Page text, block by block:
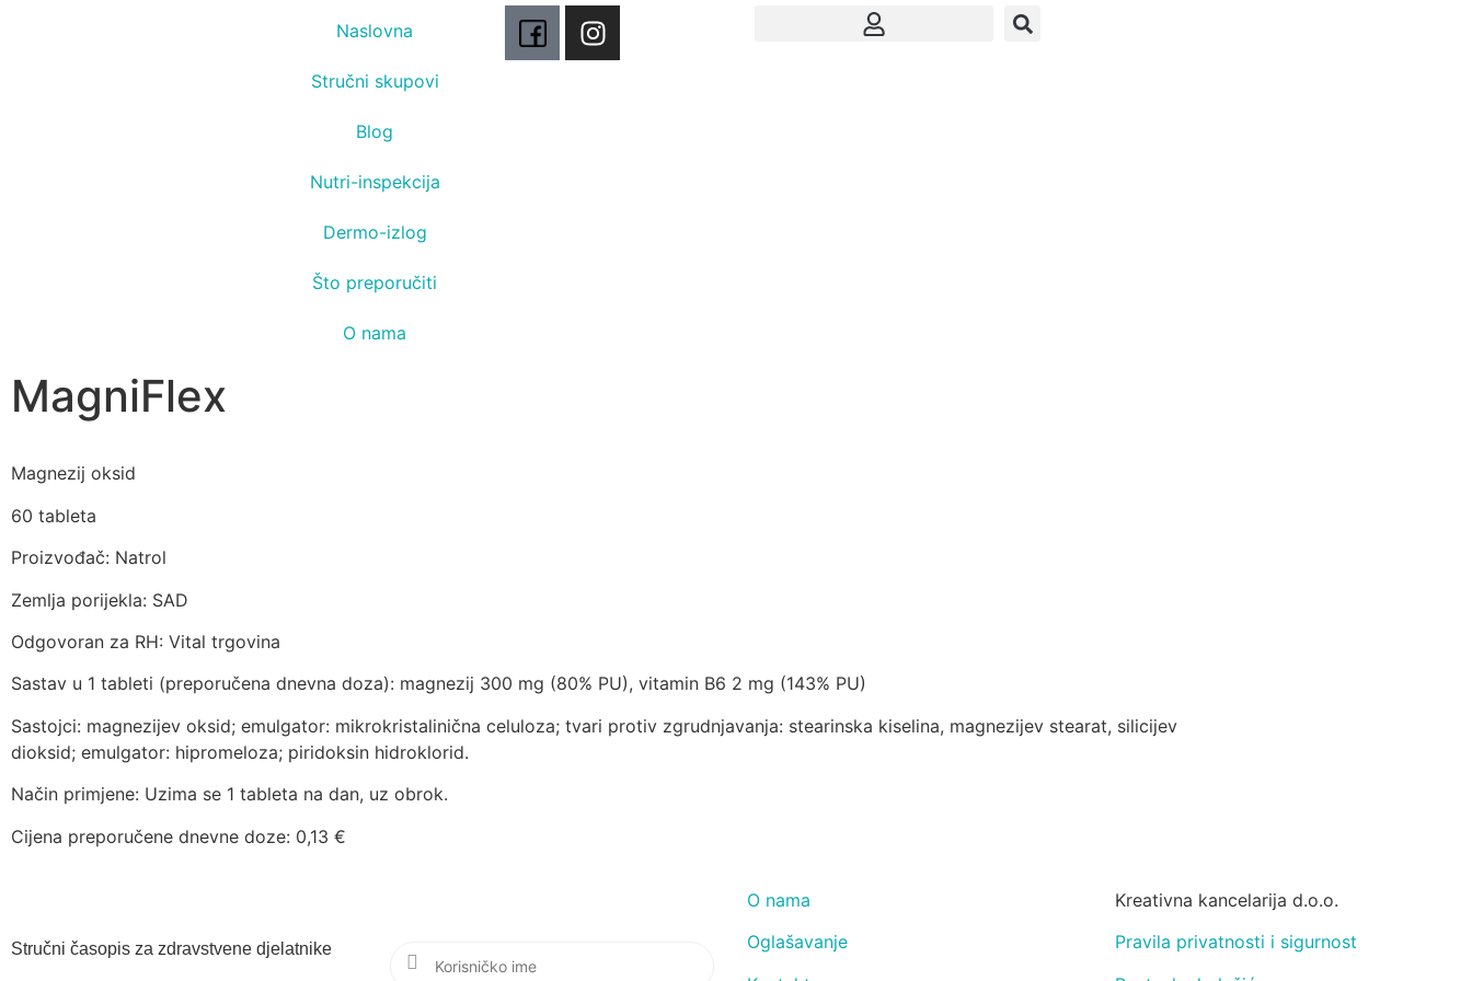
Naslovna
Stručni skupovi
Blog
Nutri-inspekcija
Dermo-izlog
Što preporučiti
O nama
MagniFlex
Magnezij oksid
60 tableta
Proizvođač: Natrol
Zemlja porijekla: SAD
Odgovoran za RH: Vital trgovina
Sastav u 1 tableti (preporučena dnevna doza): magnezij 300 mg (80% PU), vitamin B6 2 mg (143% PU)
Sastojci: magnezijev oksid; emulgator: mikrokristalinična celuloza; tvari protiv zgrudnjavanja: stearinska kiselina, magnezijev stearat, silicijev
dioksid; emulgator: hipromeloza; piridoksin hidroklorid.
Način primjene: Uzima se 1 tableta na dan, uz obrok.
Cijena preporučene dnevne doze: 0,13 €
Stručni časopis za zdravstvene djelatnike
O nama
Oglašavanje
Kreativna kancelarija d.o.o.
Pravila privatnosti i sigurnost